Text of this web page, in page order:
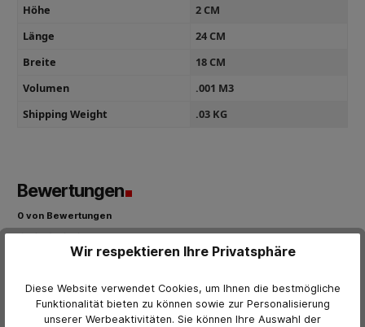
Höhe
2 CM
Länge
24 CM
Breite
18 CM
Volumen
.001 M3
Shipping Weight
.03 KG
Bewertungen
0 von Bewertungen
Durchschnittliche Bewertung von 0 von 5 Sternen
Bewerten Sie dieses Produkt!
Wir respektieren Ihre Privatsphäre
Diese Website verwendet Cookies, um Ihnen die bestmögliche
Funktionalität bieten zu können sowie zur Personalisierung
unserer Werbeaktivitäten. Sie können Ihre Auswahl der